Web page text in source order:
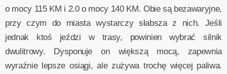
o mocy 115 KM i 2.0 o mocy 140 KM. Obie są bezawaryjne,
przy czym do miasta wystarczy słabsza z nich. Jeśli
jednak ktoś jeździ w trasy, powinien wybrać silnik
dwulitrowy. Dysponuje on większą mocą, zapewnia
wyraźnie lepsze osiągi, ale zużywa trochę więcej paliwa.